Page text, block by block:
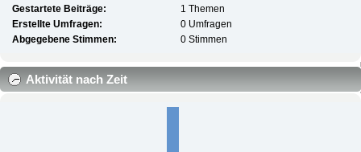
Gestartete Beiträge:
1 Themen
Erstellte Umfragen:
0 Umfragen
Abgegebene Stimmen:
0 Stimmen
Aktivität nach Zeit